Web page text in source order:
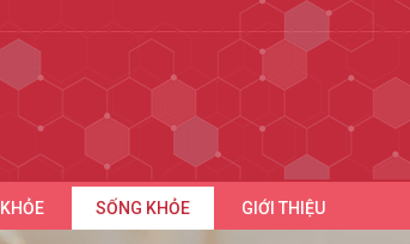
SỐNG KHỎE GIỚI THIỆU